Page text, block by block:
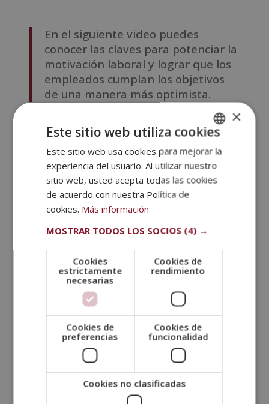
En el siguiente video puedes
conocer las claves para potenciar la
motivación laboral y lograr que los
empleados cumplan los objetivos
de una manera más optimista.
Convive con tu equipo de trabajo
Lo mejor que puedes hacer para potenciar tu
inteligencia emocional es
gente de la oficina
. Quienes tienen una inteligencia
emocional alta suelenconversar de forma más
eficiente, no solo porque saben comunicarse, sino
porque también saben qué preguntar y se interesan
Así que, si te sientes presionado o fuera de lugar en
cualquier conversación, observa qué es lo que genera
SPANISH
PORTUGUESE
×
Este sitio web utiliza cookies
Este sitio web usa cookies para mejorar la
experiencia del usuario. Al utilizar nuestro
sitio web, usted acepta todas las cookies
de acuerdo con nuestra Política de
cookies. Más información
MOSTRAR TODOS LOS SOCIOS (4) →
Cookies
estrictamente
necesarias
Cookies de
rendimiento
Cookies de
preferencias
Cookies de
funcionalidad
Cookies no clasificadas